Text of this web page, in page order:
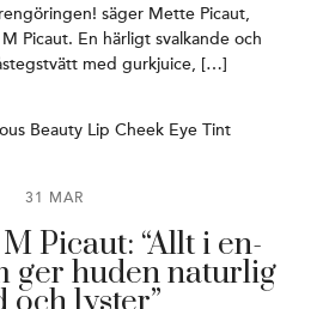
säger Mette Picaut,
Picaut. En härligt svalkande och
med gurkjuice, […]
31 MAR
Picaut: “Allt i en-
ger huden naturlig